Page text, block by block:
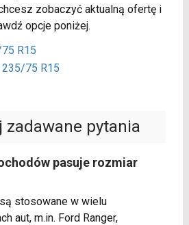
zobaczyć aktualną ofertę i
opcje poniżej.
R15
75 R15
zadawane pytania
pasuje rozmiar
stosowane w wielu
aut, m.in. Ford Ranger,